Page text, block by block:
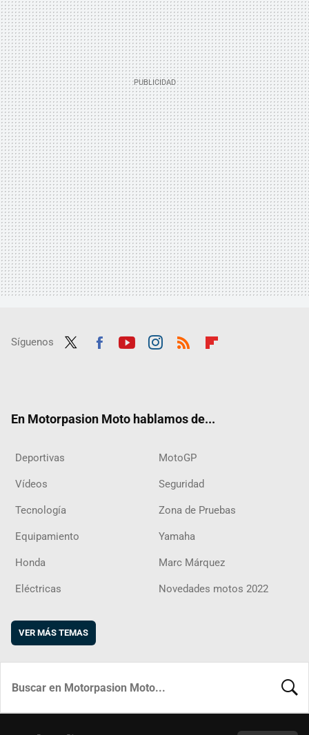
Síguenos
En Motorpasion Moto hablamos de...
Deportivas MotoGP
Vídeos Seguridad
Tecnología Zona de Pruebas
Equipamiento Yamaha
Honda Marc Márquez
Eléctricas Novedades motos 2022
VER MÁS TEMAS